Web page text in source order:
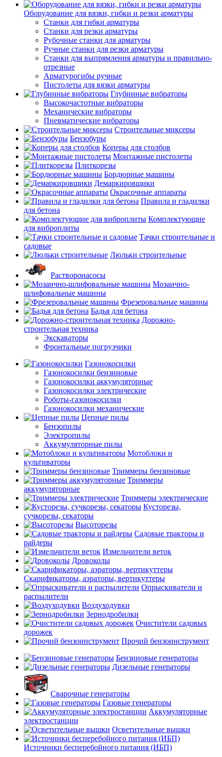
Оборудование для вязки, гибки и резки арматуры
Станки для гибки арматуры
Станки для резки арматуры
Рубочные станки для арматуры
Ручные станки для резки арматуры
Станки для выпрямления арматуры и правильно-
отрезные
Арматурогибы ручные
Пистолеты для вязки арматуры
Глубинные вибраторы
Высокочастотные вибраторы
Механические вибраторы
Пневматические вибраторы
Строительные миксеры
Бензобуры
Коперы для столбов
Монтажные пистолеты
Плиткорезы
Бордюрные машины
Демаркировщики
Окрасочные аппараты
Правила и гладилки
для бетона
Комплектующие
для виброплиты
Тачки строительные и
садовые
Люльки строительные
Растворонасосы
Мозаично-
шлифовальные машины
Фрезеровальные машины
Бадья для бетона
Дорожно-
строительная техника
Экскаваторы
Фронтальные погрузчики
Газонокосилки
Газонокосилки бензиновые
Газонокосилки аккумуляторные
Газонокосилки электрические
Роботы-газонокосилки
Газонокосилки механические
Цепные пилы
Бензопилы
Электропилы
Аккумуляторные пилы
Мотоблоки и
культиваторы
Триммеры бензиновые
Триммеры
аккумуляторные
Триммеры электрические
Кусторезы,
сучкорезы, секаторы
Высоторезы
Садовые тракторы и
райдеры
Измельчители веток
Дровоколы
Скарификаторы, аэраторы, вертикуттеры
Опрыскиватели и
распылители
Воздуходувки
Зернодробилки
Очистители садовых
дорожек
Прочий бензоинструмент
Бензиновые генераторы
Дизельные генераторы
Сварочные генераторы
Газовые генераторы
Аккумуляторные
электростанции
Осветительные вышки
Источники бесперебойного питания (ИБП)